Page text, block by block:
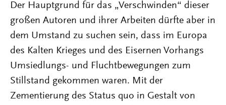
Der Hauptgrund für das „Verschwinden“ dieser
großen Autoren und ihrer Arbeiten dürfte aber in
dem Umstand zu suchen sein, dass im Europa
des Kalten Krieges und des Eisernen Vorhangs
Umsiedlungs- und Fluchtbewegungen zum
Stillstand gekommen waren. Mit der
Zementierung des Status quo in Gestalt von